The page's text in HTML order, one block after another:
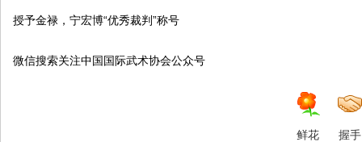
授予金禄，宁宏博“优秀裁判”称号
微信搜索关注中国国际武术协会公众号
鲜花 握手